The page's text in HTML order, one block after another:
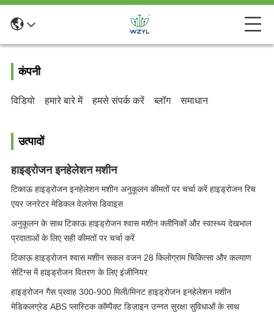
कंपनी
विडियो हमारे बारे में हमसे संपर्क करें ब्लॉग समाधान
उत्पादों
हाइड्रोजन इनहेलेशन मशीन
टिकाऊ हाइड्रोजन इनहेलेशन मशीन अनुकूलन कीमतों पर चर्चा करें हाइड्रोजन रिच
एयर जनरेटर मेडिकल वेलनेस डिवाइस
अनुकूलन के साथ टिकाऊ हाइड्रोजन श्वास मशीन क्लीनिकों और स्वास्थ्य देखभाल
प्रदाताओं के लिए सही कीमतों पर चर्चा करें
टिकाऊ हाइड्रोजन श्वास मशीन सकल वजन 28 किलोग्राम चिकित्सा और कल्याण
सेटिंग्स में हाइड्रोजन वितरण के लिए इंजीनियर
हाइड्रोजन गैस प्रवाह 300-900 मिली/मिनट हाइड्रोजन इनहेलेशन मशीन
मेडिकलग्रेड ABS प्लास्टिक कॉम्पैक्ट डिज़ाइन उन्नत सुरक्षा सुविधाओं के साथ